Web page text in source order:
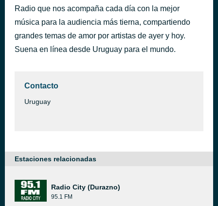
Radio que nos acompaña cada día con la mejor
música para la audiencia más tierna, compartiendo
grandes temas de amor por artistas de ayer y hoy.
Suena en línea desde Uruguay para el mundo.
Contacto
Uruguay
Estaciones relacionadas
Radio City (Durazno)
95.1 FM